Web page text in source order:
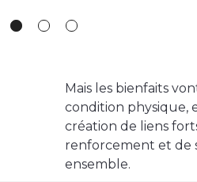
Mais les bienfaits
condition physique,
création de liens
renforcement et de
ensemble.